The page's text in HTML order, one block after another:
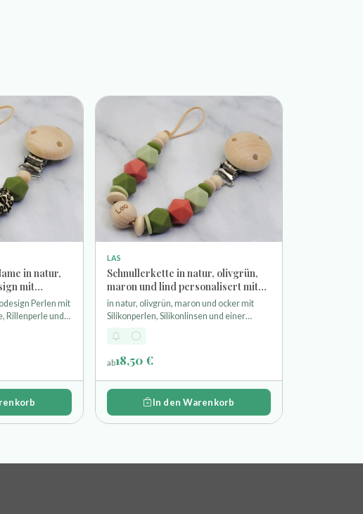
in natur,
mit
Perlen mit
Rillenperle und
LAS
Schnullerkette in natur, olivgrün,
maron und lind personalisert mit
Lasergravur
in natur, olivgrün, maron und ocker mit
Silikonperlen, Silikonlinsen und einer
gravierten Namensperle
ab18,50 €
In den Warenkorb